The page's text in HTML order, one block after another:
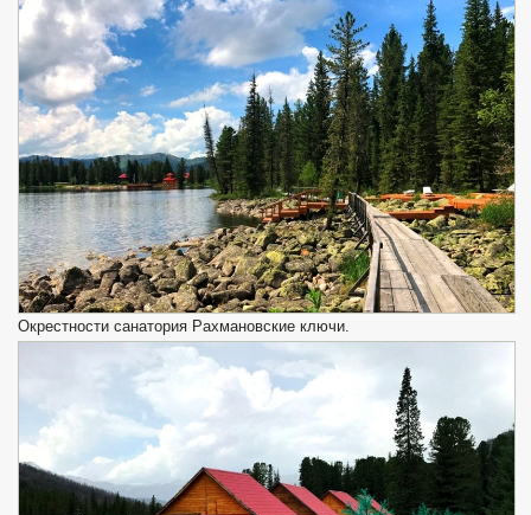
Окрестности санатория Рахмановские ключи.